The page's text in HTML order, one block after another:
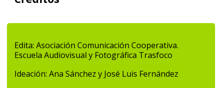
Edita: Asociación Comunicación Cooperativa.
Escuela Audiovisual y Fotográfica Trasfoco
Ideación: Ana Sánchez y José Luis Fernández